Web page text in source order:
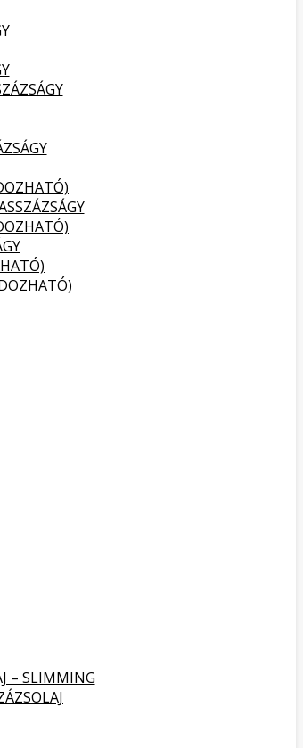
– SLIMMING